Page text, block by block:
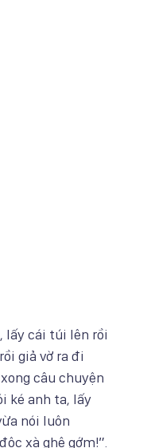
lấy cái túi lên rồi
giả vờ ra đi
câu chuyện
ké anh ta, lấy
nói luôn
xà ghê gớm!”.